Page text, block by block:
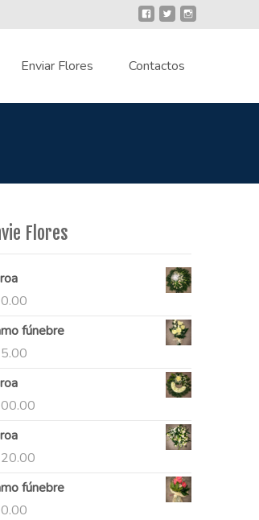
Enviar Flores Contactos
Flores
fúnebre
fúnebre